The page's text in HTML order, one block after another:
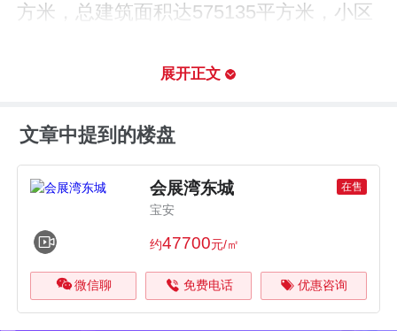
方米，总建筑面积达575135平方米，小区
商业，规划建设3238户，共有2557个车
日可入住。
楼盘周边有，轨道交通描述：连接12号线
(在建)、20号线(在建)以及30号线(规划中)
交汇的会展北站(在建)，快速连接1号线、
11号线、18号线(规划中)。 城际轨道：穗
莞深城际轨道已通车，规划建设机场东高
展开正文
文章中提到的楼盘
会展湾东城 在售
宝安
约47700元/㎡
微信聊 免费电话 优惠咨询